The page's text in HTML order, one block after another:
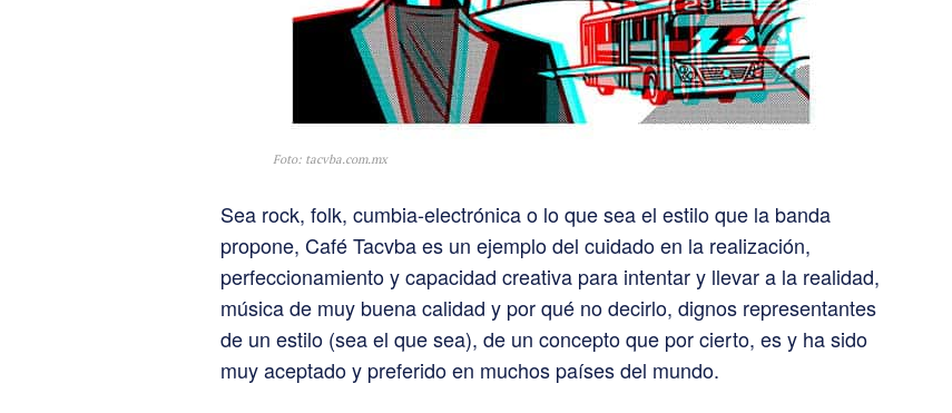
Foto: tacvba.com.mx
Sea rock, folk, cumbia-electrónica o lo que sea el estilo que la banda
propone, Café Tacvba es un ejemplo del cuidado en la realización,
perfeccionamiento y capacidad creativa para intentar y llevar a la realidad,
música de muy buena calidad y por qué no decirlo, dignos representantes
de un estilo (sea el que sea), de un concepto que por cierto, es y ha sido
muy aceptado y preferido en muchos países del mundo.